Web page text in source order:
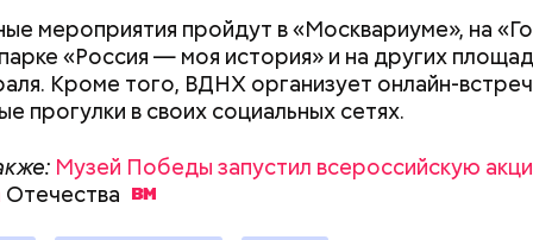
мероприятия пройдут в «Москвариуме», на
«Россия — моя история» и на других
Кроме того, ВДНХ организует онлайн-
прогулки в своих социальных сетях.
Музей Победы запустил всероссийскую
Отечества
благодаря тому, что время обработки
бригаде существенно сократилось. Если 10
обращения требовалось 5–6 минут, то в 2021
Сейчас специалисты Единого городского
вопросы позвонившему согласно